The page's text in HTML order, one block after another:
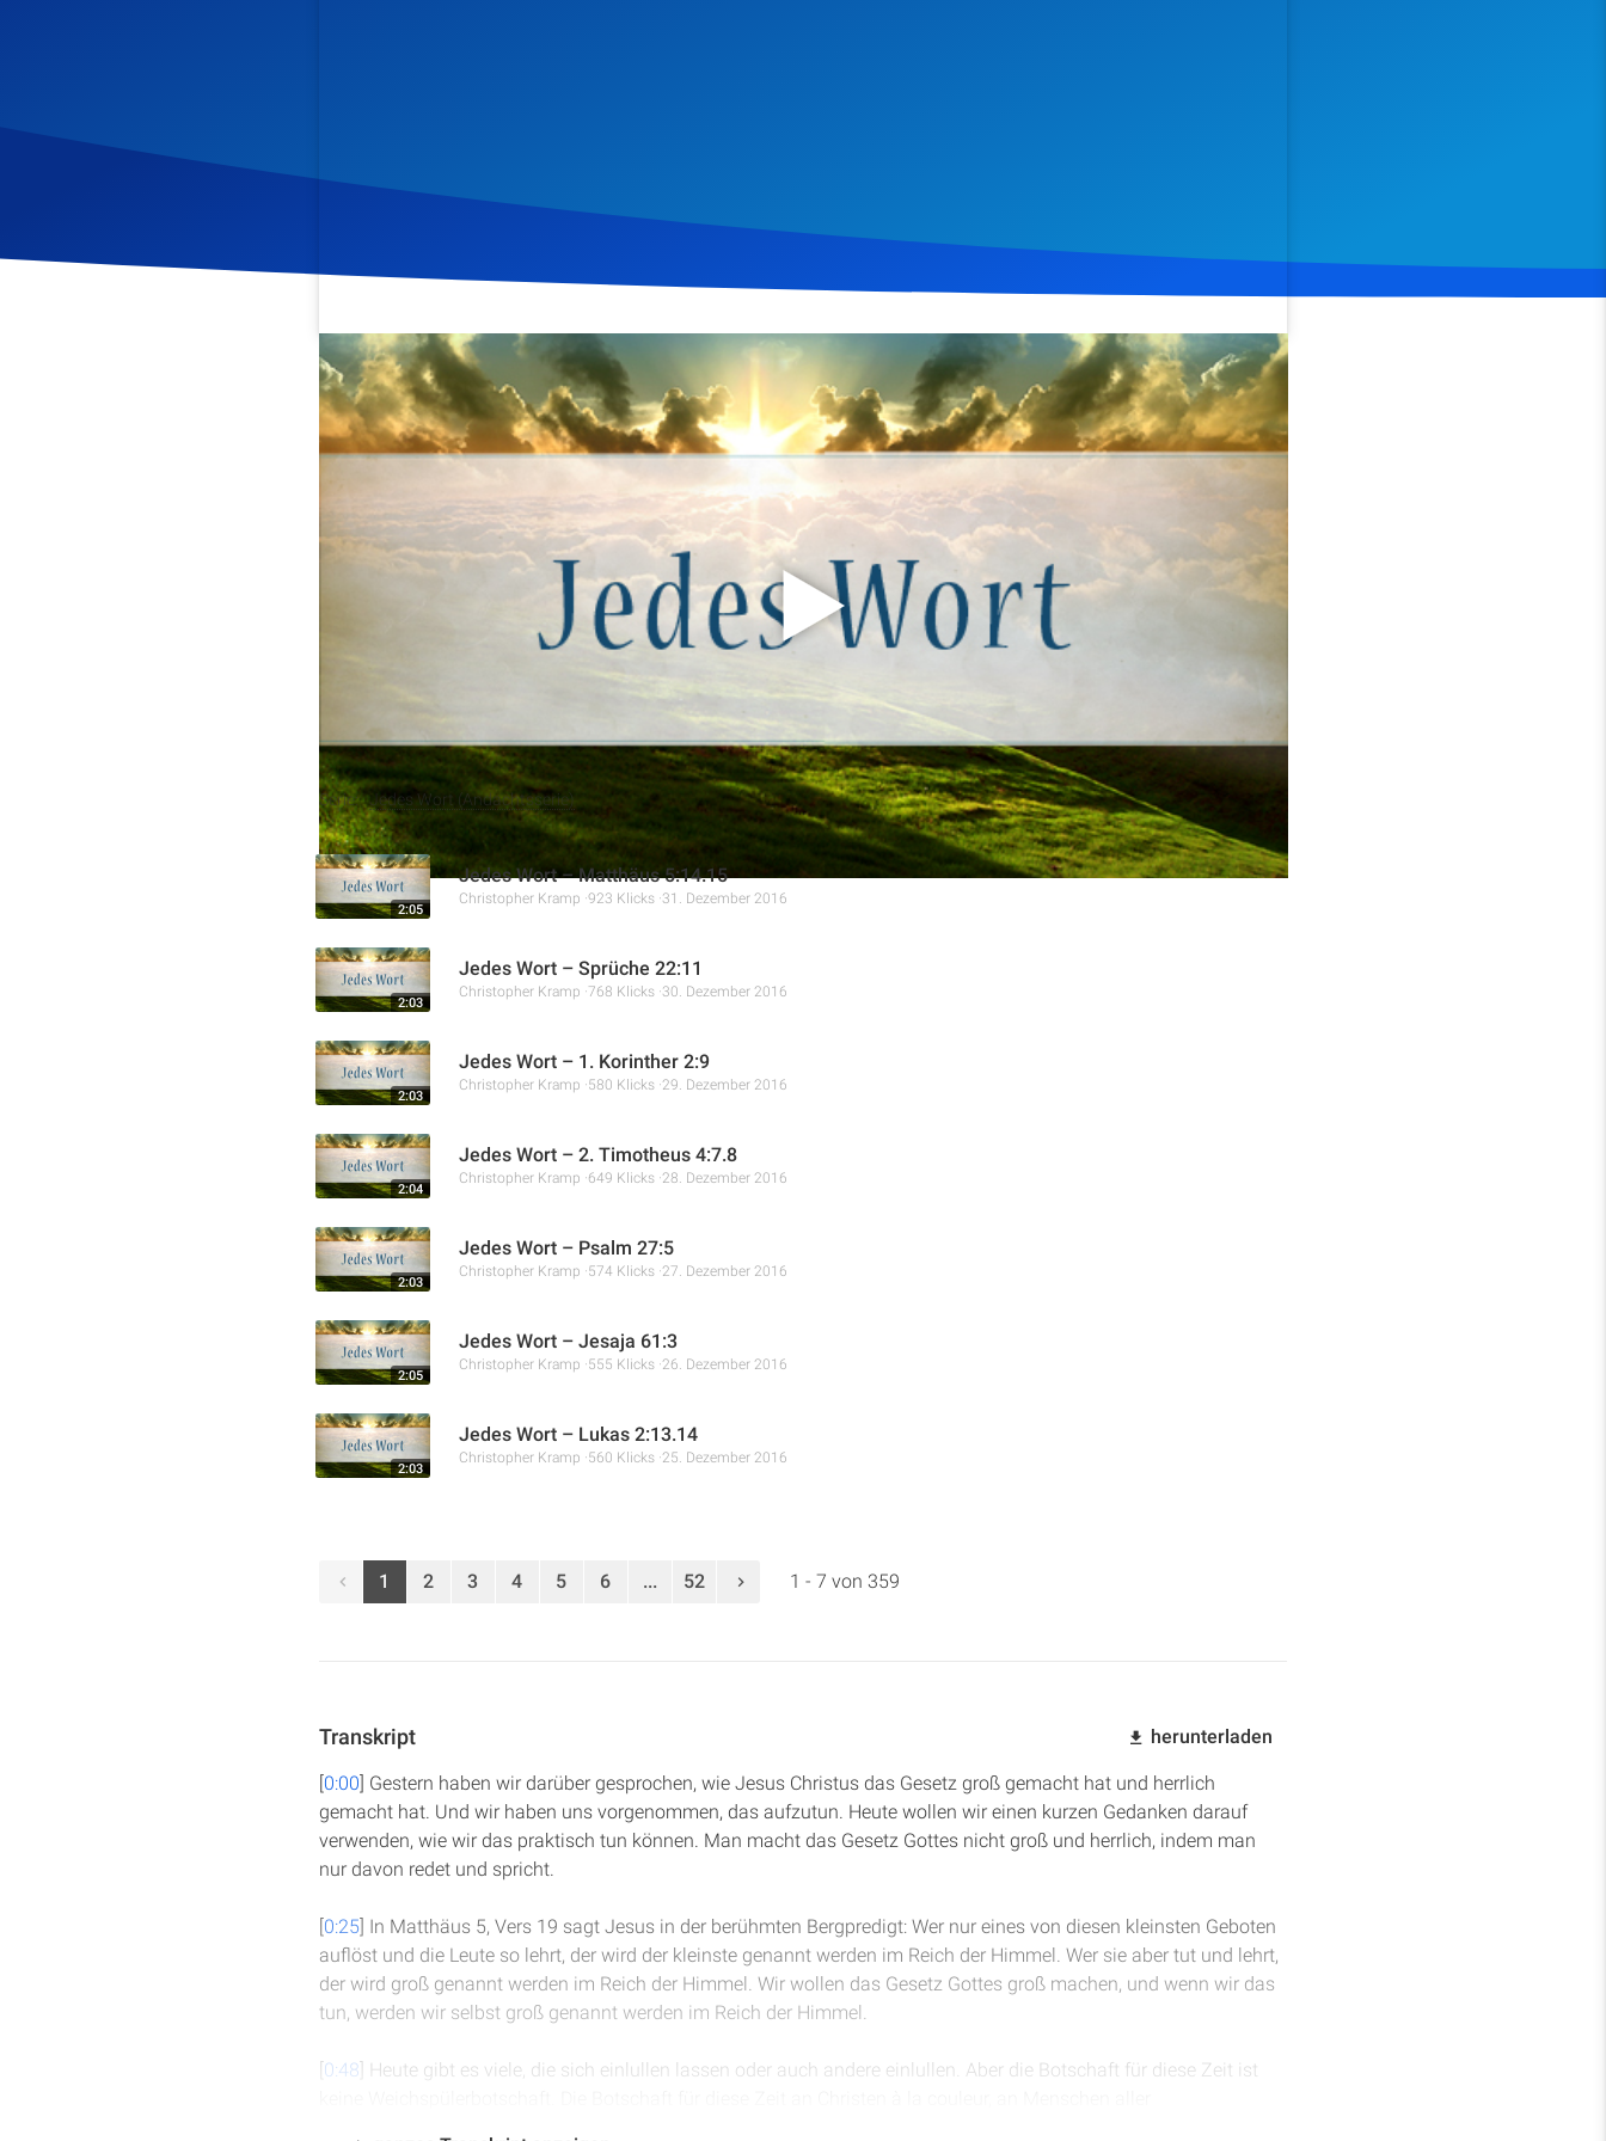
Veröffentlicht am 9. Februar 2016 305 Download Teilen
In dieser Andacht aus der Serie „Jedes Wort“ spricht Christopher Kramp über die Bedeutung des Gesetzes Gottes
und wie wir es praktisch in unserem Leben umsetzen können. Basierend aufMatthäus 5
, Vers 19 wird betont, dass
es nicht ausreicht, nur über Gottes Gebote zu sprechen; wahre Größe im Reich der Himmel liegt im Tun und Lehren.
Die Botschaft ermutigt dazu, durch die Kraft Gottes heilig zu leben und ein lebendiges Zeugnis für die Macht jedes
Weitere Aufnahmen
Serie: Jedes Wort (Andachtsserie)
2:05
Jedes Wort – Matthäus 5:14.15
Christopher Kramp 923 Klicks 31. Dezember 2016
2:03
Jedes Wort – Sprüche 22:11
Christopher Kramp 768 Klicks 30. Dezember 2016
2:03
Jedes Wort – 1. Korinther 2:9
Christopher Kramp 580 Klicks 29. Dezember 2016
2:04
Jedes Wort – 2. Timotheus 4:7.8
Christopher Kramp 649 Klicks 28. Dezember 2016
2:03
Jedes Wort – Psalm 27:5
Christopher Kramp 574 Klicks 27. Dezember 2016
2:05
Jedes Wort – Jesaja 61:3
Christopher Kramp 555 Klicks 26. Dezember 2016
2:03
Jedes Wort – Lukas 2:13.14
Christopher Kramp 560 Klicks 25. Dezember 2016
1 2 3 4 5 6 ... 52 1 - 7 von 359
Transkript herunterladen
[0:00] Gestern haben wir darüber gesprochen, wie Jesus Christus das Gesetz groß gemacht hat und herrlich
gemacht hat. Und wir haben uns vorgenommen, das aufzutun. Heute wollen wir einen kurzen Gedanken darauf
verwenden, wie wir das praktisch tun können. Man macht das Gesetz Gottes nicht groß und herrlich, indem man
nur davon redet und spricht.
[0:25] In Matthäus 5, Vers 19 sagt Jesus in der berühmten Bergpredigt: Wer nur eines von diesen kleinsten Geboten
auflöst und die Leute so lehrt, der wird der kleinste genannt werden im Reich der Himmel. Wer sie aber tut und lehrt,
der wird groß genannt werden im Reich der Himmel. Wir wollen das Gesetz Gottes groß machen, und wenn wir das
tun, werden wir selbst groß genannt werden im Reich der Himmel.
[0:48] Heute gibt es viele, die sich einlullen lassen oder auch andere einlullen. Aber die Botschaft für diese Zeit ist